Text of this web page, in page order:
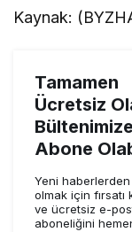
Kaynak:
Tamamen
Ücretsiz
Bültenimize
Abone
Yeni
olmak için fırsatı
ve ücretsiz e-
aboneliğini